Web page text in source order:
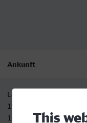
Ankunft
Leipzig Hbf
19.08.26
12:31